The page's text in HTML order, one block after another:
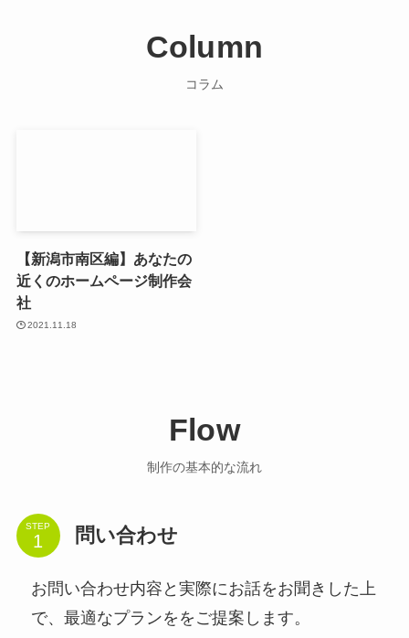
Column
コラム
【新潟市南区編】あなたの
近くのホームページ制作会
社
2021.11.18
Flow
制作の基本的な流れ
STEP 問い合わせ
お問い合わせ内容と実際にお話をお聞きした上
で、最適なプランををご提案します。